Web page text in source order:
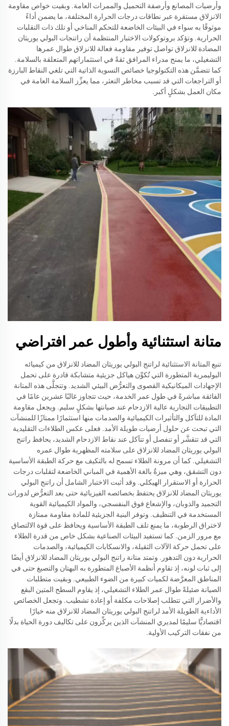
وأرضيات المصانع وأرصفة التحميل والممرات العامة. وبقيت خواص مقاومة
الانزلاق مستقرة عبر نطاقات درجات الحرارة المختلفة، ما يضمن أداءً
موثوقًا به سواء في البيئات الخاضعة للتحكم المناخي أو تلك ذات التقلبات
الحرارية. وتؤكد بروتوكولات الاختبار المنتظمة أن راتنجات البولي يوريثان
المضادة للانزلاق تواصل توفير مقاومة فعالة للانزلاق طوال عمرها
التشغيلي، ما يمنح مدراء المرافق ثقةً في استثماراتهم المتعلقة بالسلامة.
كما تتضمَّن هذه التكنولوجيا خصائص التسوية الذاتية التي تلغي النقاط البارزة
أو التراجعات التي قد تسبب مخاطر التعثر، مما يعزِّز السلامة العامة في
مكان العمل بشكلٍ أكبر.
متانة استثنائية وأطول عمر افتراضي
تنبع المتانة الاستثنائية لراتنج البولي يوريثان المضاد للانزلاق من كيميائه
البوليمرية المتطورة التي تُكوِّن هياكل جزيئية متشابكة قادرة على تحمل
الإجهادات الميكانيكية القصوى والتعرُّض البيئي الشديد. وتتجلَّى هذه المتانة
الفائقة مباشرةً في طول عمر الخدمة، حيث تتجاوز غالبًا عشرين عامًا في
التطبيقات التجارية عالية الازدحام عند صيانتها بشكلٍ سليم. ويجعل مقاومة
المادة للتآكل والتأثيرات الكيميائية والصدمات منها استثمارًا ممتازًا للمنشآت
التي تبحث عن حلول أرضيات طويلة الأمد. فعلى عكس الطلاءات التقليدية
التي قد تتقشَّر أو تنفصل أو تتآكل عند نقاط الازدحام الشديد، يحافظ راتنج
البولي يوريثان المضاد للانزلاق على سلامته المظهرية طوال عمره
التشغيلي. كما أن مرونة الطلاء تسمح له بالتكيف مع حركة الطبقة الأساسية
دون التشقق، وهي ميزةٌ بالغة الأهمية في المباني الخاضعة لتقلبات درجات
الحرارة أو الاستقرار الهيكلي. وقد أثبت الاختبار الشامل أن راتنج البولي
يوريثان المضاد للانزلاق يحتفظ بخصائصه الفيزيائية حتى بعد التعرُّض لدورات
التجميد والذوبان، والإشعاع فوق البنفسجي، والمواد الكيميائية القوية
المستخدمة في التنظيف. وتوفر البنية الجزيئية للمادة مقاومة ممتازة
لاختراق الرطوبة، ما يمنع تلف الطبقة الأساسية ويحافظ على قوة الالتصاق
مع مرور الزمن. كما تستفيد البيئات الصناعية بشكل خاص من قدرة الطلاء
على تحمل حركة الآلات الثقيلة، والانسكابات الكيميائية، والصدمات
الحرارية دون التدهور. وتمتد متانة راتنج البولي يوريثان المضاد للانزلاق أيضًا
إلى ثبات لونه، إذ تقاوم أنظمة الأصباغ المتطورة به البهتان والتصبغ حتى في
المناطق المعرَّضة لكميات كبيرة من الضوء الطبيعي. وبقيت متطلبات
الصيانة ضئيلةً طوال عمر الطلاء التشغيلي، إذ يقاوم السطح المتين البقع
والأضرار التي تتطلب إصلاحات مكلفة أو إعادة تشطيب. وتجعل الخصائص
الأداءية الطويلة الأمد لراتنج البولي يوريثان المضاد للانزلاق منه خيارًا
اقتصاديًّا سليمًا لمديري المنشآت الذين يركِّزون على تكاليف دورة الحياة بدلًا
من نفقات التركيب الأولية.